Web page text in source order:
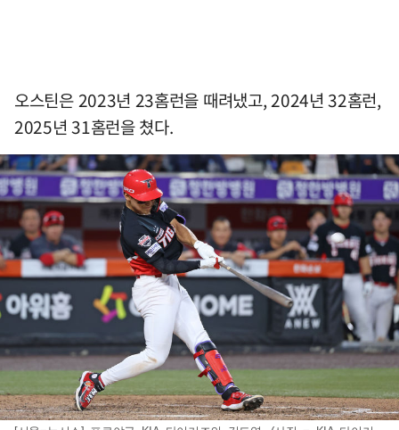
오스틴은 2023년 23홈런을 때려냈고, 2024년 32홈런,
2025년 31홈런을 쳤다.